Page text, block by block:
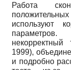
Работа
положительных
используют
1999),
и подробно